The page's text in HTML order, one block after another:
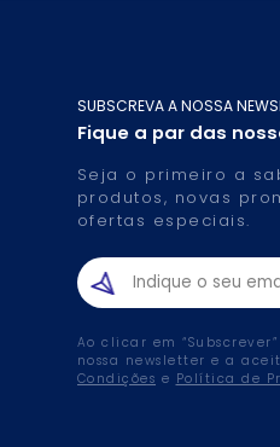
SUBSCREVA A NOSSA
Fique a par das
Seja o primeiro a
produtos, novas
ofertas especiais.
Ao clicar em
nossa newsletter e a
Condições e Política de